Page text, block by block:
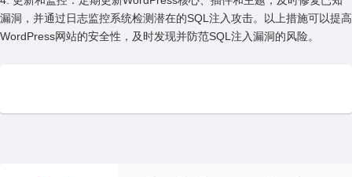
漏洞，并通过⽇志监控系统检测潜在的SQL注⼊攻击。以上措施可以提⾼
WordPress⽹站的安全性，及时发现并防范SQL注⼊漏洞的风险。